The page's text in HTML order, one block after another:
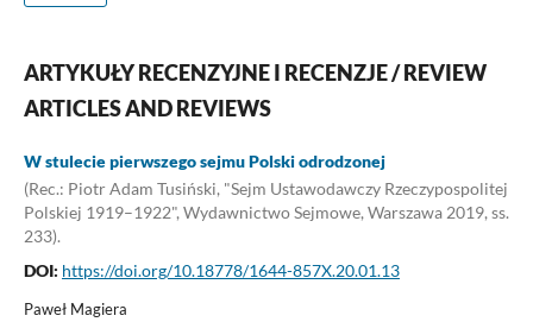
ARTYKUŁY RECENZYJNE I RECENZJE / REVIEW
ARTICLES AND REVIEWS
W stulecie pierwszego sejmu Polski odrodzonej
(Rec.: Piotr Adam Tusiński, "Sejm Ustawodawczy Rzeczypospolitej
Polskiej 1919–1922", Wydawnictwo Sejmowe, Warszawa 2019, ss.
233).
DOI: https://doi.org/10.18778/1644-857X.20.01.13
Paweł Magiera